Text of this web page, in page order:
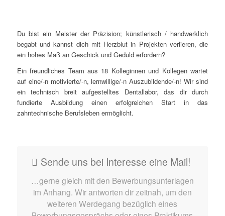
Du bist ein Meister der Präzision; künstlerisch / handwerklich
begabt und kannst dich mit Herzblut in Projekten verlieren, die
ein hohes Maß an Geschick und Geduld erfordern?
Ein freundliches Team aus 18 Kolleginnen und Kollegen wartet
auf eine/-n motivierte/-n, lernwillige/-n Auszubildende/-n!Wir sind
ein technisch breit aufgestelltes Dentallabor, das dir durch
fundierte Ausbildung einen erfolgreichen Start in das
zahntechnische Berufsleben ermöglicht.
Sende uns bei Interesse eine Mail!
…gerne gleich mit den Bewerbungsunterlagen
im Anhang. Wir antworten dir zeitnah, um den
weiteren Werdegang bezüglich eines